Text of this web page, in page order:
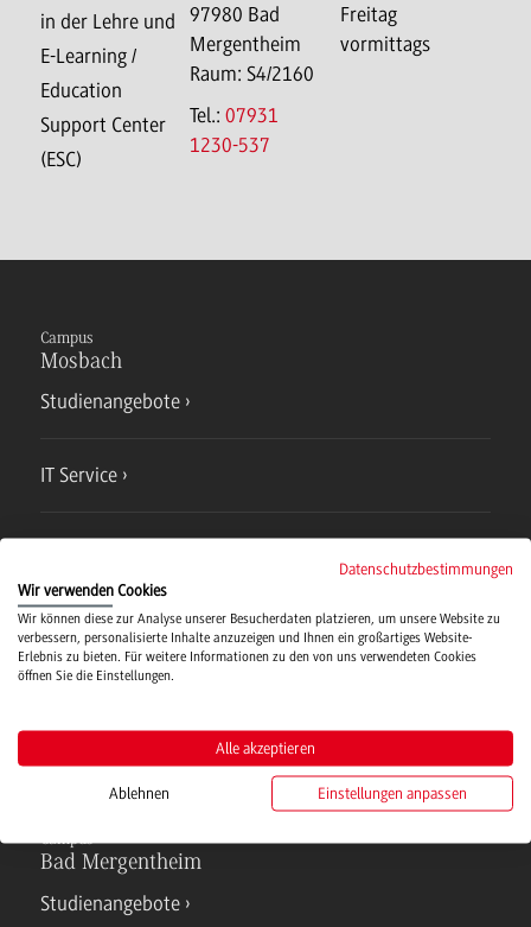
in der Lehre und
E-Learning /
Education
Support Center
(ESC)
97980 Bad
Mergentheim
Raum: S4/2160
Tel.: 07931
1230-537
Freitag
vormittags
Campus
Mosbach
Studienangebote
IT Service
Hochschulsport
Campus
Bad Mergentheim
Studienangebote
Datenschutzbestimmungen
Wir verwenden Cookies
Wir können diese zur Analyse unserer Besucherdaten platzieren, um unsere Website zu
verbessern, personalisierte Inhalte anzuzeigen und Ihnen ein großartiges Website-
Erlebnis zu bieten. Für weitere Informationen zu den von uns verwendeten Cookies
öffnen Sie die Einstellungen.
Alle akzeptieren
Ablehnen Einstellungen anpassen